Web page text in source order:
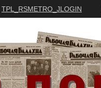
TPL_RSMETRO_JLOGIN